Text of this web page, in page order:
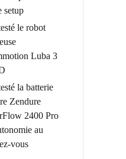
setup
le robot
Luba 3
la batterie
Zendure
2400 Pro
au
vous